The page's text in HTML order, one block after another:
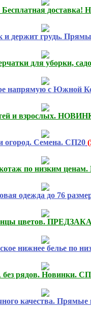
и держит грудь.
для уборки,
напрямую с
и взрослых.
огород. Семена. СП20
по низким
одежда до 76
цветов.
нижнее белье по
рядов. Новинки.
качества.